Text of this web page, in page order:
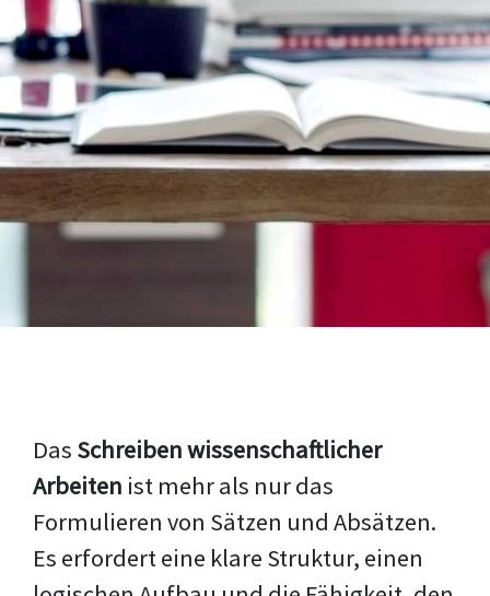
Das Schreiben wissenschaftlicher
Arbeiten ist mehr als nur das
Formulieren von Sätzen und Absätzen.
Es erfordert eine klare Struktur, einen